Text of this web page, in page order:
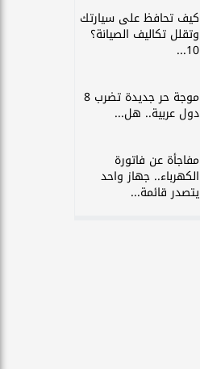
كيف تحافظ على سيارتك
وتقلل تكاليف الصيانة؟
10...
موجة حر جديدة تضرب 8
دول عربية.. هل...
مفاجأة عن فاتورة
الكهرباء.. جهاز واحد
يتصدر قائمة...